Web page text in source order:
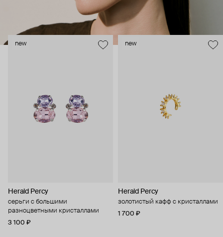
new
Herald Percy
серьги с большими
разноцветными кристаллами
3 100 ₽
new
Herald Percy
золотистый кафф с кристаллами
1 700 ₽